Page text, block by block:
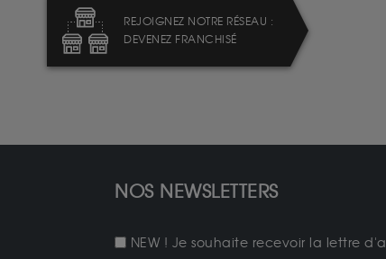
REJOIGNEZ NOTRE RÉSEAU :
DEVENEZ FRANCHISÉ
NOS NEWSLETTERS
NEW ! Je souhaite recevoir la lettre